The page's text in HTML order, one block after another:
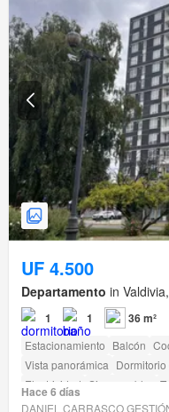
UF 4.500
Departamento in
1 1 36 m²
Estacionamiento Balcón
Vista panorámica
Electricidad Sin amueblar
Acceso para personas con
Hace 6 días
DANIEL CARRASCO